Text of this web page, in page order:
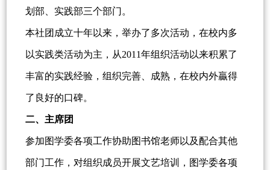
划部、实践部三个部门。
本社团成立十年以来，举办了多次活动，在校内多
以实践类活动为主，从2011年组织活动以来积累了
丰富的实践经验，组织完善、成熟，在校内外贏得
了良好的口碑。
二、主席团
参加图学委各项工作协助图书馆老师以及配合其他
部门工作，对组织成员开展文艺培训，图学委各项